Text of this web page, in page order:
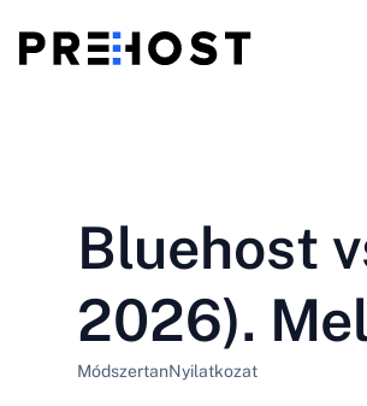
EN - English
LT - Lietuvių
Bluehost
2026).
MódszertanNyilatkozat